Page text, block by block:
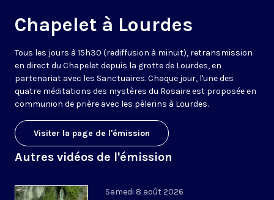
Chapelet à Lourdes
Tous les jours à 15h30 (rediffusion à minuit), retransmission
en direct du Chapelet depuis la grotte de Lourdes, en
partenariat avec les Sanctuaires. Chaque jour, l'une des
quatre méditations des mystères du Rosaire est proposée en
communion de prière avec les pèlerins à Lourdes.
Visiter la page de l'émission
Autres vidéos de l'émission
Samedi 8 août 2026